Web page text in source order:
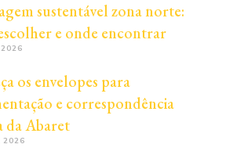
sustentável zona norte:
e onde encontrar
os envelopes para
e correspondência
da Abaret
2026